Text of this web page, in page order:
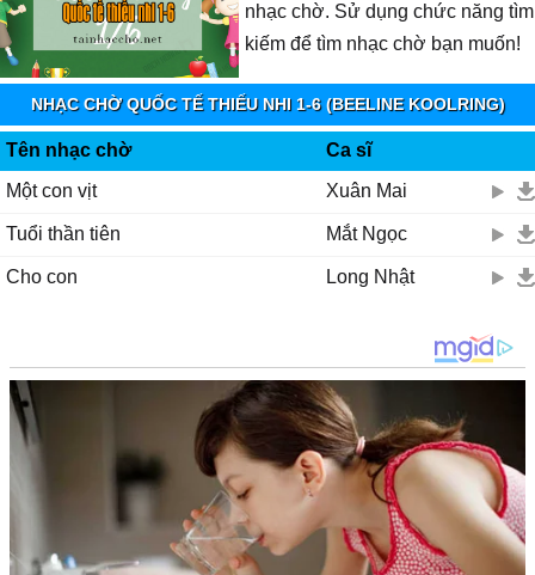
nhạc chờ. Sử dụng chức năng tìm
kiếm để tìm nhạc chờ bạn muốn!
NHẠC CHỜ QUỐC TẾ THIẾU NHI 1-6 (BEELINE KOOLRING)
Tên nhạc chờ
Ca sĩ
Một con vịt
Xuân Mai
Tuổi thần tiên Mắt Ngọc
Cho con Long Nhật